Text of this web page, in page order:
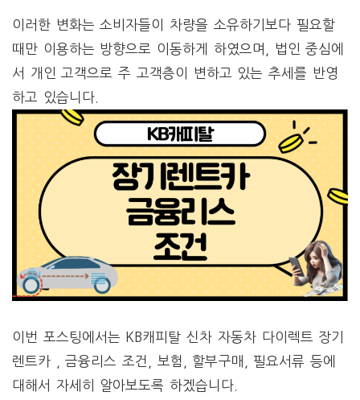
이러한 변화는 소비자들이 차량을 소유하기보다 필요할
때만 이용하는 방향으로 이동하게 하였으며, 법인 중심에
서 개인 고객으로 주 고객층이 변하고 있는 추세를 반영
하고 있습니다​.
이번 포스팅에서는 KB캐피탈 신차 자동차 다이렉트 장기
렌트카 , 금융리스 조건, 보험, 할부구매, 필요서류 등에
대해서 자세히 알아보도록 하겠습니다.